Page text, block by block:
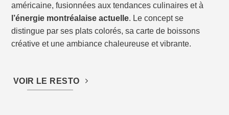
américaine, fusionnées aux tendances culinaires et à
l’énergie montréalaise actuelle. Le concept se
distingue par ses plats colorés, sa carte de boissons
créative et une ambiance chaleureuse et vibrante.
VOIR LE RESTO